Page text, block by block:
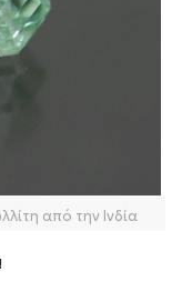
από την Ινδία